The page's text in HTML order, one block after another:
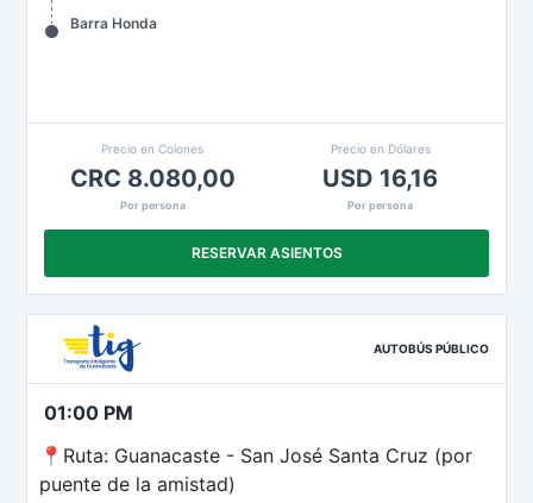
Barra Honda
Precio en Colones
CRC 8.080,00
Por persona
Precio en Dólares
USD 16,16
Por persona
RESERVAR ASIENTOS
AUTOBÚS PÚBLICO
01:00 PM
📍Ruta: Guanacaste - San José Santa Cruz (por
puente de la amistad)